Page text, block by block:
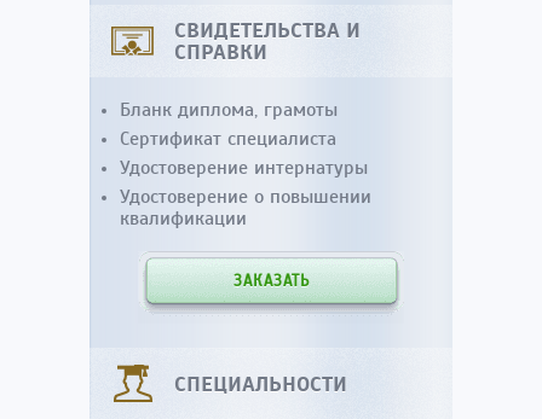
СВИДЕТЕЛЬСТВА И
СПРАВКИ
Бланк диплома, грамоты
Сертификат специалиста
Удостоверение интернатуры
Удостоверение о повышении
квалификации
ЗАКАЗАТЬ
СПЕЦИАЛЬНОСТИ